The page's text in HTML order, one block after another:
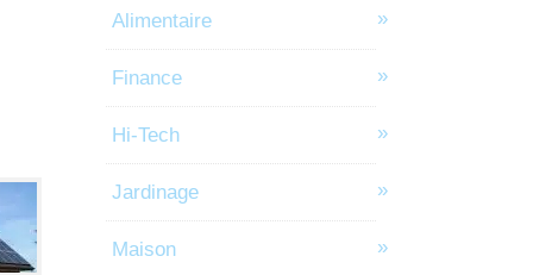
Alimentaire
Finance
Hi-Tech
Jardinage
Maison